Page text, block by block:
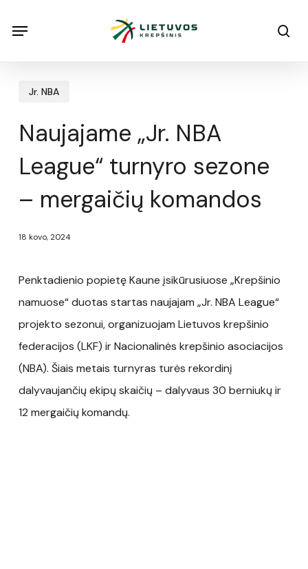
Menu
Jr. NBA
Naujajame „Jr. NBA
League“ turnyro sezone
– mergaičių komandos
18 kovo, 2024
Penktadienio popietę Kaune įsikūrusiuose „Krepšinio
namuose“ duotas startas naujajam „Jr. NBA League“
projekto sezonui, organizuojam Lietuvos krepšinio
federacijos (LKF) ir Nacionalinės krepšinio asociacijos
(NBA). Šiais metais turnyras turės rekordinį
dalyvaujančių ekipų skaičių – dalyvaus 30 berniukų ir
12 mergaičių komandų.